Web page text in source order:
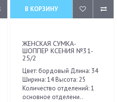
В КОРЗИНУ
ЖЕНСКАЯ СУМКА-
ШОППЕР КСЕНИЯ №31-
25/2
Цвет: бордовый Длина: 34
Ширина: 14 Высота: 25
Количество отделений: 1
основное отделени..